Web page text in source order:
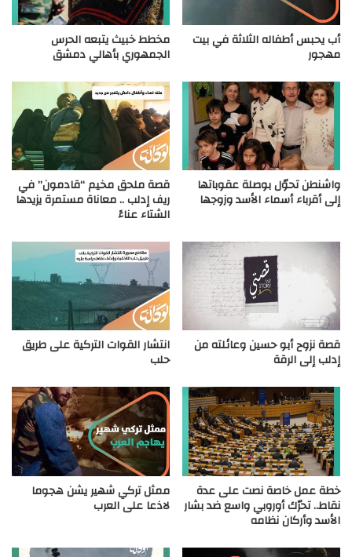
أب يحبس أطفاله الثلاثة في بيت
مهجور
مخطط خبيث يتبعه الحرس
الجمهوري بأهالي دمشق
واشنطن تحوّل بوصلة عقوباتها
إلى أقرباء أسماء الأسد وزوجها
قصة ملحق مخيم “قادمون” في
ريف إدلب .. معاناة مستمرة يزيدها
الشتاء عناءً
قصة نزوح أبو حسين وعائلته من
إدلب إلى الرقة
انتشار القوات التركية على طريق
حلب
خطة عمل خاصة نصت على عدة
نقاط.. تحرّك أوروبي واسع ضد بشار
الأسد وأركان نظامه
ممثل تركي شهير يشن هجوما
لاذعا على العرب